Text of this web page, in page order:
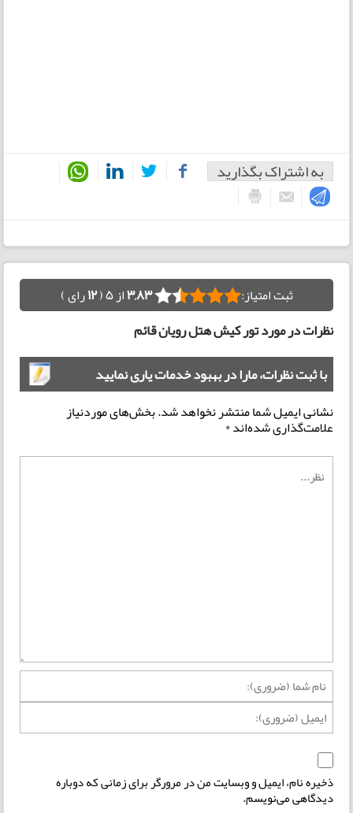
به اشتراک بگذارید
ثبت امتیاز: 3,83از 5 ( 12رای )
نظرات در مورد تور کیش هتل رویان قائم
با ثبت نظرات، مارا در بهبود خدمات یاری نمایید
نشانی ایمیل شما منتشر نخواهد شد.بخش‌های موردنیاز
علامت‌گذاری شده‌اند*
ذخیره نام، ایمیل و وبسایت من در مرورگر برای زمانی که دوباره
دیدگاهی می‌نویسم.